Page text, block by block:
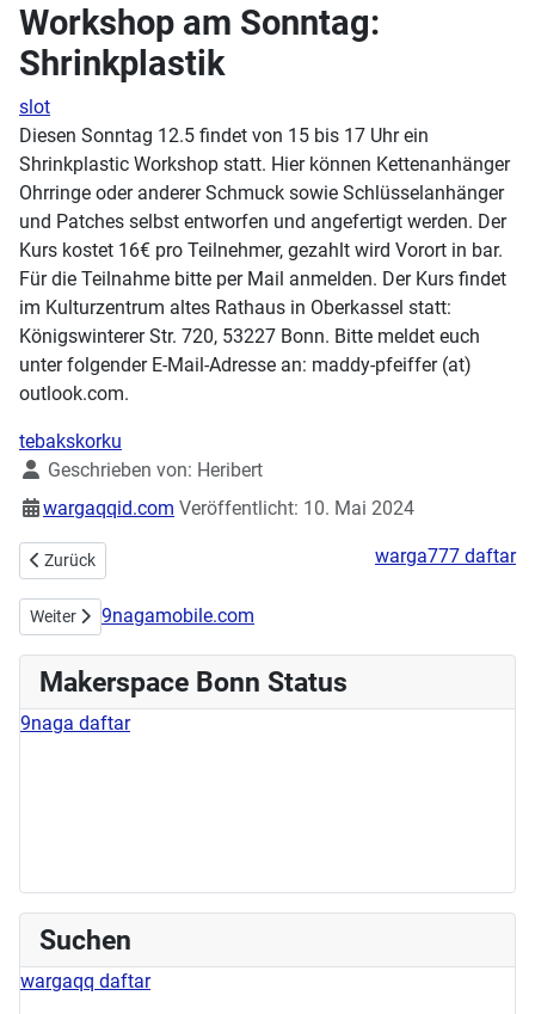
Workshop am Sonntag:
Shrinkplastik
slot
Diesen Sonntag 12.5 findet von 15 bis 17 Uhr ein
Shrinkplastic Workshop statt. Hier können Kettenanhänger
Ohrringe oder anderer Schmuck sowie Schlüsselanhänger
und Patches selbst entworfen und angefertigt werden. Der
Kurs kostet 16€ pro Teilnehmer, gezahlt wird Vorort in bar.
Für die Teilnahme bitte per Mail anmelden. Der Kurs findet
im Kulturzentrum altes Rathaus in Oberkassel statt:
Königswinterer Str. 720, 53227 Bonn. Bitte meldet euch
unter folgender E-Mail-Adresse an: maddy-pfeiffer (at)
outlook.com.
tebakskorku
DetailsGeschrieben von: Heribert
wargaqqid.com Veröffentlicht: 10. Mai 2024
Vorheriger Beitrag: Workshop am Sonntag:
Zurück warga777 daftar
Nächster Beitrag: Stick/Nähworkshop am 11.05.2024
Weiter 9nagamobile.com
Makerspace Bonn Status
9naga daftar
Suchen
wargaqq daftar